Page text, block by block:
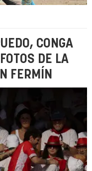
CONGA
DE LA
FERMÍN